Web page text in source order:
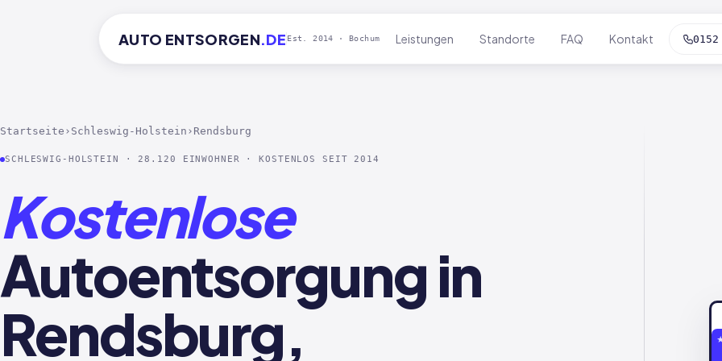
AUTO ENTSORGEN.DE Est. 2014 · Bochum Leistungen Standorte FAQ Kontakt
Startseite › Schleswig-Holstein › Rendsburg
SCHLESWIG-HOLSTEIN · 28.120 EINWOHNER · KOSTENLOS SEIT 2014
Kostenlose
Autoentsorgung in
Rendsburg,